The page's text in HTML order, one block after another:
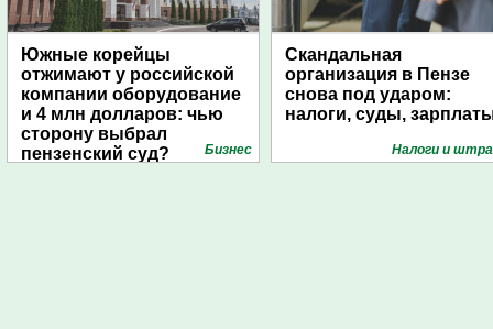
Южные корейцы
отжимают у российской
компании оборудование
и 4 млн долларов: чью
сторону выбрал
пензенский суд?
Бизнес
Скандальная
организация в Пензе
снова под ударом:
налоги, суды,
Налоги и